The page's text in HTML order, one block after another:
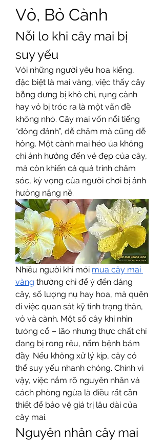
Vỏ, Bỏ Cành
Nỗi lo khi cây mai bị
suy yếu
Với những người yêu hoa kiểng,
đặc biệt là mai vàng, việc thấy cây
bỗng dưng bị khô chi, rụng cành
hay vỏ bị tróc ra là một vấn đề
không nhỏ. Cây mai vốn nổi tiếng
“đỏng đảnh”, dễ chăm mà cũng dễ
hỏng. Một cành mai héo úa không
chỉ ảnh hưởng đến vẻ đẹp của cây,
mà còn khiến cả quá trình chăm
sóc, kỳ vọng của người chơi bị ảnh
hưởng nặng nề.
Nhiều người khi mới mua cây mai
vàng thường chỉ để ý đến dáng
cây, số lượng nụ hay hoa, mà quên
đi việc quan sát kỹ tình trạng thân,
vỏ và cành. Một số cây khi nhìn
tưởng cổ – lão nhưng thực chất chỉ
đang bị rong rêu, nấm bệnh bám
đầy. Nếu không xử lý kịp, cây có
thể suy yếu nhanh chóng. Chính vì
vậy, việc nắm rõ nguyên nhân và
cách phòng ngừa là điều rất cần
thiết để bảo vệ giá trị lâu dài của
cây mai.
Nguyên nhân cây mai